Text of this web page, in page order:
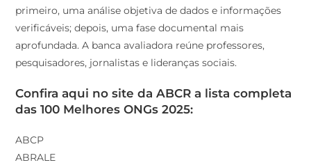
primeiro, uma análise objetiva de dados e informações
verificáveis; depois, uma fase documental mais
aprofundada. A banca avaliadora reúne professores,
pesquisadores, jornalistas e lideranças sociais.
Confira aqui no site da ABCR a lista completa
das 100 Melhores ONGs 2025:
ABCP
ABRALE